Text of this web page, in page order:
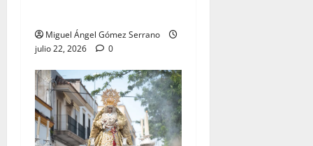
Miguel Ángel Gómez Serrano
julio 22, 2026
0